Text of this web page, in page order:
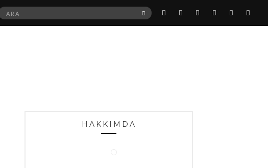
ARA
HAKKIMDA